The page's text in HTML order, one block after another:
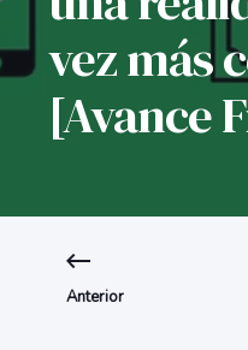
vez más
[Avance
Anterior